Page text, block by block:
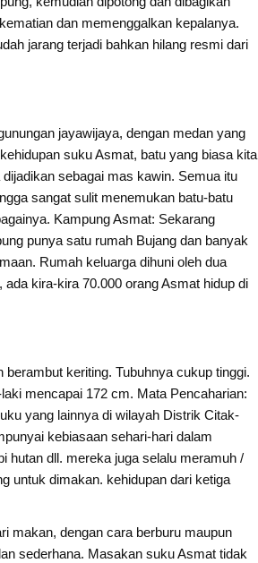
dan memenggalkan kepalanya.
jarang terjadi bahkan hilang resmi dari
jayawijaya, dengan medan yang
suku Asmat, batu yang biasa kita
sebagai mas kawin. Semua itu
sangat sulit menemukan batu-batu
Kampung Asmat: Sekarang
punya satu rumah Bujang dan banyak
Rumah keluarga dihuni oleh dua
kira-kira 70.000 orang Asmat hidup di
keriting. Tubuhnya cukup tinggi.
mencapai 172 cm. Mata Pencaharian:
yang lainnya di wilayah Distrik Citak-
kebiasaan sehari-hari dalam
hutan dll. mereka juga selalu meramuh /
untuk dimakan. kehidupan dari ketiga
makan, dengan cara berburu maupun
sederhana. Masakan suku Asmat tidak